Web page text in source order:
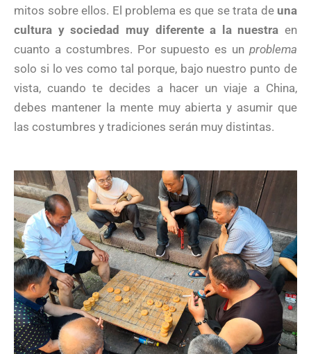
mitos sobre ellos. El problema es que se trata de una
cultura y sociedad muy diferente a la nuestra en
cuanto a costumbres. Por supuesto es un problema
solo si lo ves como tal porque, bajo nuestro punto de
vista, cuando te decides a hacer un viaje a China,
debes mantener la mente muy abierta y asumir que
las costumbres y tradiciones serán muy distintas.